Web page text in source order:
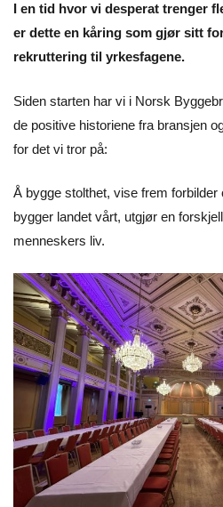
I en tid hvor vi desperat trenger
er dette en kåring som gjør sitt
rekruttering til yrkesfagene.
Siden starten har vi i Norsk
de positive historiene fra bransjen
for det vi tror på:
Å bygge stolthet, vise frem
bygger landet vårt, utgjør en
menneskers liv.